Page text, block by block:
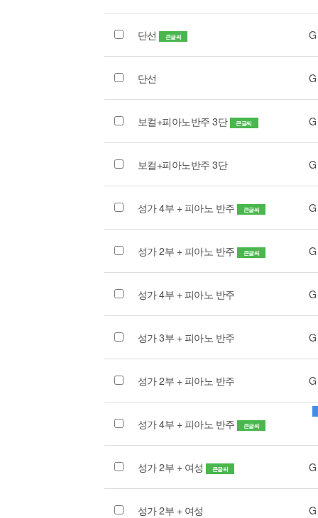
단선 큰글씨
단선
보컬+피아노반주 3단 큰글씨
보컬+피아노반주 3단
성가 4부 + 피아노 반주 큰글씨
성가 2부 + 피아노 반주 큰글씨
성가 4부 + 피아노 반주
성가 3부 + 피아노 반주
성가 2부 + 피아노 반주
성가 4부 + 피아노 반주 큰글씨
성가 2부 + 여성 큰글씨
성가 2부 + 여성